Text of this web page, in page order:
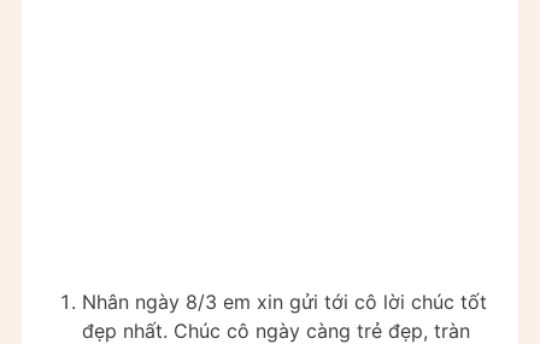
Nhân ngày 8/3 em xin gửi tới cô lời chúc tốt
đẹp nhất. Chúc cô ngày càng trẻ đẹp, tràn